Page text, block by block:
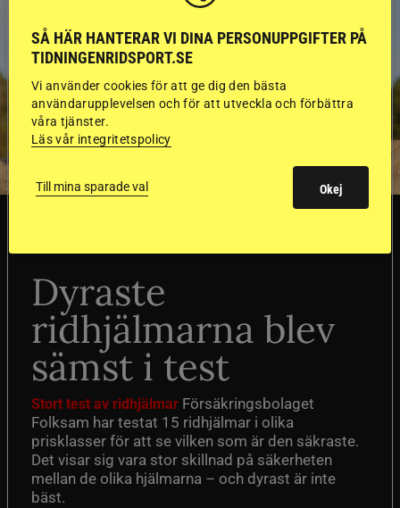
Dyraste
ridhjälmarna blev
sämst i test
Stort test av ridhjälmar Försäkringsbolaget
Folksam har testat 15 ridhjälmar i olika
prisklasser för att se vilken som är den säkraste.
Det visar sig vara stor skillnad på säkerheten
mellan de olika hjälmarna – och dyrast är inte
bäst.
SÅ HÄR HANTERAR VI DINA PERSONUPPGIFTER PÅ
TIDNINGENRIDSPORT.SE
Vi använder cookies för att ge dig den bästa
användarupplevelsen och för att utveckla och förbättra
våra tjänster.
Läs vår integritetspolicy
Till mina sparade val Okej